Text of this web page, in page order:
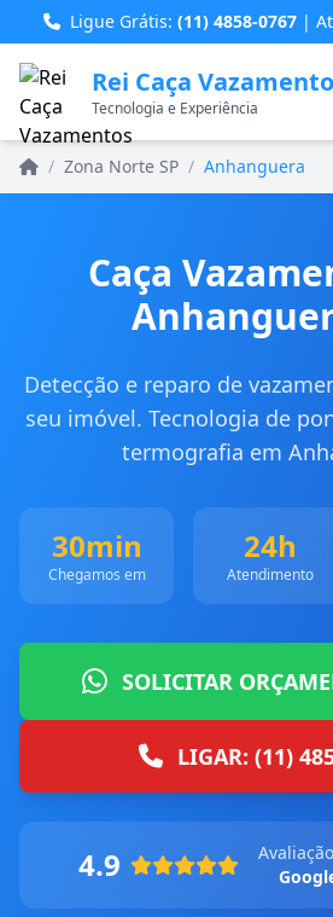
Ligue Grátis: (11) 4858-0767 |
Rei Caça
Tecnologia e Experiência
Home
/ Zona Norte SP / Anhanguera
Caça
Detecção e reparo de
seu imóvel. Tecnologia de
termografia em
30min
Chegamos em
24h
Atendimento
SOLICITAR
LIGAR: (11)
4.9